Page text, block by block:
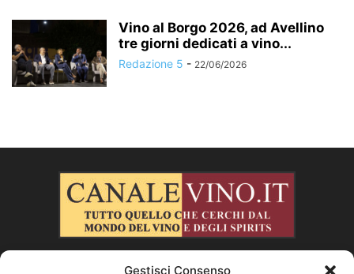
Vino al Borgo 2026, ad Avellino
tre giorni dedicati a vino...
Redazione 5 - 22/06/2026
Gestisci Consenso